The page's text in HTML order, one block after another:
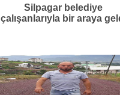
Silpagar belediye
çalışanlarıyla bir araya